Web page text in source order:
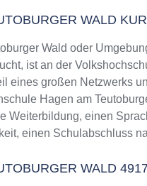
WALD
Wald oder
ist an der
eines großen Netzwerks
Hagen am
Weiterbildung, einen
einen Schulabschluss
WALD